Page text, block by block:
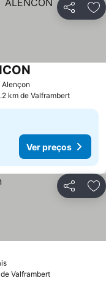
Partilhar
km de Valframbert
Ver preços
Partilhar
Ver preços
Valframbert